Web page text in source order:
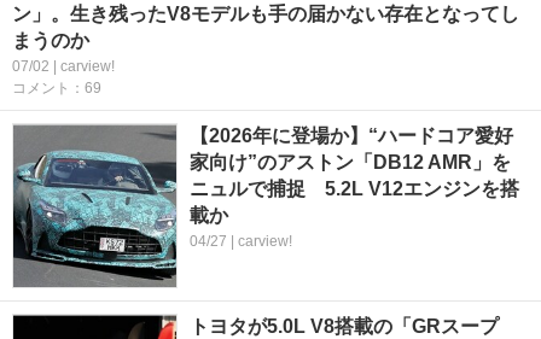
ン」。生き残ったV8モデルも手の届かない存在となってし
まうのか
07/02 | carview!
コメント：69
【2026年に登場か】“ハードコア愛好
家向け”のアストン「DB12 AMR」を
ニュルで捕捉 5.2L V12エンジンを搭
載か
04/27 | carview!
トヨタが5.0L V8搭載の「GRスープ